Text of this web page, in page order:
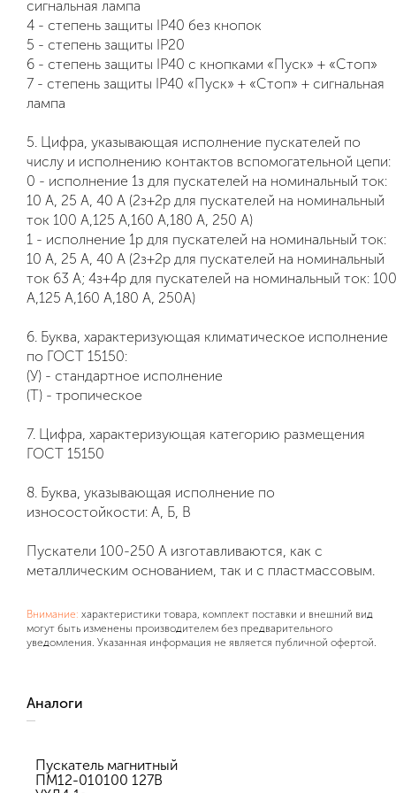
сигнальная лампа
4 - степень защиты IP40 без кнопок
5 - степень защиты IP20
6 - степень защиты IP40 с кнопками «Пуск» + «Стоп»
7 - степень защиты IP40 «Пуск» + «Стоп» + сигнальная
лампа
5. Цифра, указывающая исполнение пускателей по
числу и исполнению контактов вспомогательной цепи:
0 - исполнение 1з для пускателей на номинальный ток:
10 А, 25 А, 40 А (2з+2р для пускателей на номинальный
ток 100 А,125 А,160 А,180 А, 250 А)
1 - исполнение 1р для пускателей на номинальный ток:
10 А, 25 А, 40 А (2з+2р для пускателей на номинальный
ток 63 А; 4з+4р для пускателей на номинальный ток: 100
А,125 А,160 А,180 А, 250А)
6. Буква, характеризующая климатическое исполнение
по ГОСТ 15150:
(У) - стандартное исполнение
(Т) - тропическое
7. Цифра, характеризующая категорию размещения
ГОСТ 15150
8. Буква, указывающая исполнение по
износостойкости: А, Б, В
Пускатели 100-250 А изготавливаются, как с
металлическим основанием, так и с пластмассовым.
Внимание: характеристики товара, комплект поставки и внешний вид
могут быть изменены производителем без предварительного
уведомления. Указанная информация не является публичной офертой.
Аналоги
Пускатель магнитный
ПМ12-010100 127В